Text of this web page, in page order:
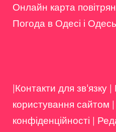
Онлайн карта
Погода в Одесі і
|Контакти для зв'язку |
користування сайтом |
конфіденційності |